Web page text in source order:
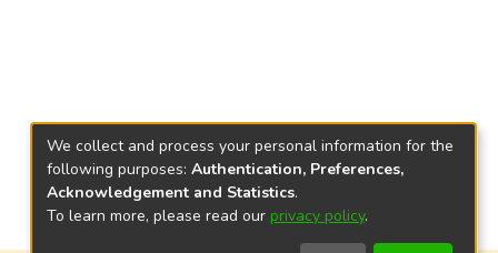
We collect and process your personal information for the
following purposes: Authentication, Preferences,
Acknowledgement and Statistics.
To learn more, please read our privacy policy.